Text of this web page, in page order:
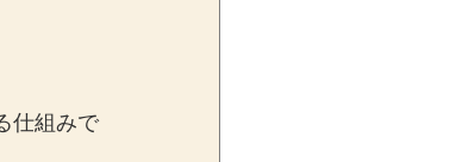
仕組みで